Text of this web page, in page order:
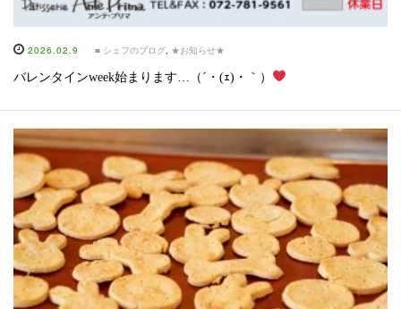
2026.02.9 ■ シェフのブログ ★お知らせ★
バレンタインweek始まります…（´・(ｪ)・｀）